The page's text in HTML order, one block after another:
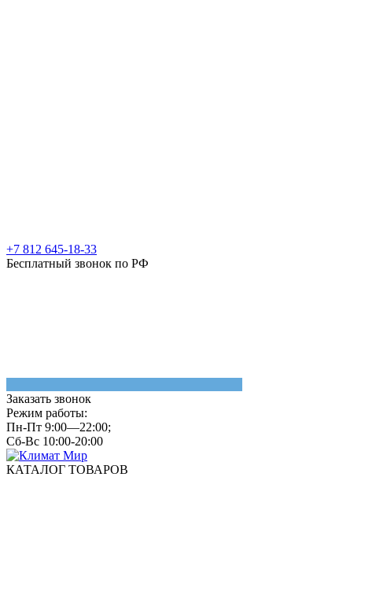
+7 812 645-18-33
Бесплатный звонок по РФ
Заказать звонок
Режим работы:
Пн-Пт 9:00—22:00;
Сб-Вс 10:00-20:00
КАТАЛОГ ТОВАРОВ